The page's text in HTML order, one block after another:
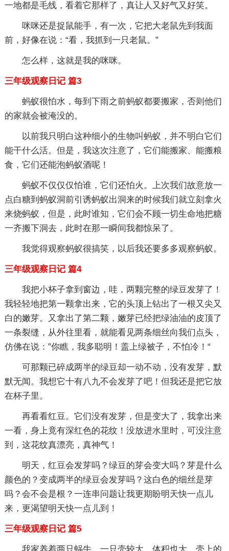
一地都是毛线，看着它那样了，真让人又好气又好笑。
咪咪还是捉鼠能手，有一次，它把大老鼠先到我面
前，好像在说：“看，我抓到一只老鼠。”
怎么样，这就是我的咪咪。
三年级观察日记 篇3
蚂蚁很怕水，每到下雨之前蚂蚁都要搬家，否则他们
的家就会被淹没的。
以前我只明白这种细小的生物叫蚂蚁，并不明白它们
能干什么活。但是，我这次注意了，它们能搬家、能搬粮
食，它们还能泡蚂蚁酒呢！
蚂蚁不仅仅仅怕谁，它们还怕火。上次我们故意放一
点白糖到蚂蚁洞前引诱蚂蚁出洞来的时候我们就立刻拿火
来烧蚂蚁，但是，此时谁知，它们会不顾一切生命地把糖
一齐搬下洞去，此时在那一瞬间我都惊呆了。
我觉得观察蚂蚁很搞笑，以后我还要多多观察蚂蚁。
三年级观察日记 篇4
我把小杯子拿到窗边，哇，两颗完整的绿豆发芽了！
我轻轻地把第一颗拿出来，它的头顶上钻出了一根又尖又
白的嫩芽。又拿出了第二颗，嫩芽已经把绿油油的皮顶了
一条裂缝，从外往里看，就能看见两条细丝向我们点头，
仿佛在说：”你瞧，我多聪明！盖上绿被子，不怕冷！“
可那颗已碎成两半的绿豆却一动不动，没有发芽，默
默无闻。我想它十有八九不会发芽了吧！但我还是把它放
在杯子里。
再看看红豆。它们没有发芽，但是变大了，我拿出来
一看，身上竟有深红色的花纹！没放进水里时，可没注意
到，这花纹真漂亮，真神气！
明天，红豆会发芽吗？绿豆的芽会变大吗？芽是什么
颜色的？变成两半的绿豆会发芽吗？这白色的细丝是芽
吗？会不会是根？一连串问题让我更期盼明天快一点儿
来，更渴望明天快一点儿到！
三年级观察日记 篇5